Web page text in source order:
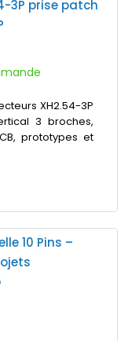
3P prise patch
XH2.54-3P
3 broches,
prototypes et
10 Pins –